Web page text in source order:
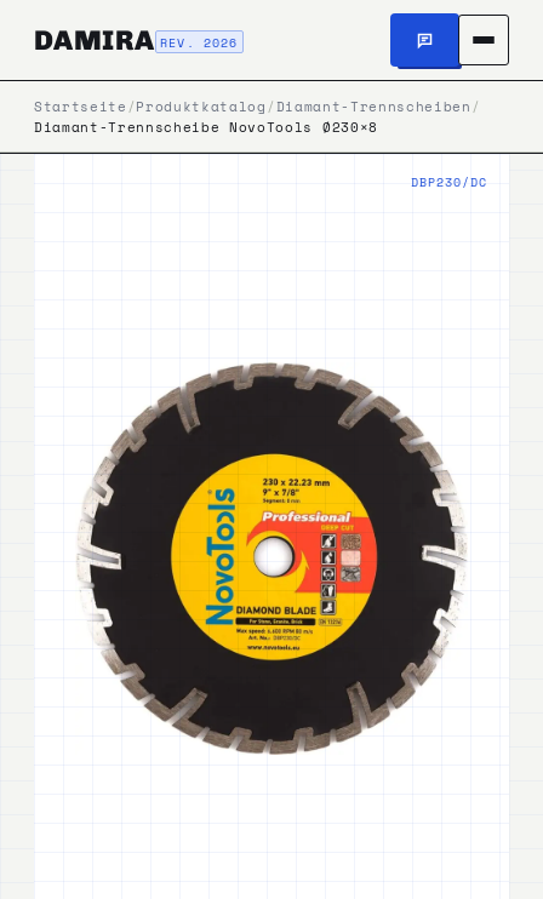
DAMIRA REV. 2026
Startseite /Produktkatalog /Diamant-Trennscheiben /
Diamant-Trennscheibe NovoTools Ø230×8
DBP230/DC